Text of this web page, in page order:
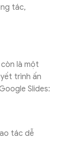
tác,
là một
trình ấn
Slides:
tác dễ